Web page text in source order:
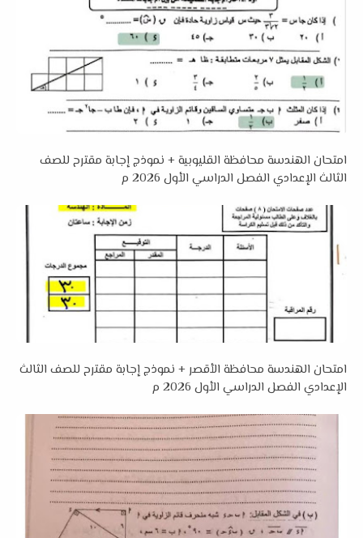
امتحان الهندسة محافظة القليوبية + نموذج إجابة مقترح للصف
الثالث الإعدادي الفصل الدراسي الأول 2026 م
امتحان الهندسة محافظة الأقصر + نموذج إجابة مقترح للصف الثالث
الإعدادي الفصل الدراسي الأول 2026 م